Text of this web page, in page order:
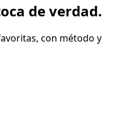
de verdad.
con método y